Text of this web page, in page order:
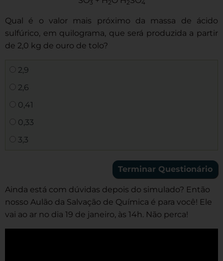
3 2 2 4
Qual é o valor mais próximo da massa de ácido
sulfúrico, em quilograma, que será produzida a partir
de 2,0 kg de ouro de tolo?
2,9
2,6
0,41
0,33
3,3
Ainda está com dúvidas depois do simulado? Então
nosso Aulão da Salvação de Química é para você! Ele
vai ao ar no dia 19 de janeiro, às 14h. Não perca!